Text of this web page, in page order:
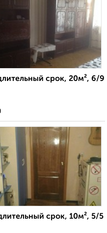
срок, 20м², 6/9
срок, 10м², 5/5